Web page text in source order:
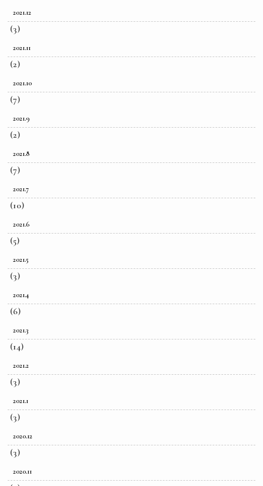
2021.12
(3)
2021.11
(2)
2021.10
(7)
2021.9
(2)
2021.8
(7)
2021.7
(10)
2021.6
(5)
2021.5
(3)
2021.4
(6)
2021.3
(14)
2021.2
(3)
2021.1
(3)
2020.12
(3)
2020.11